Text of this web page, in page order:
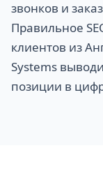
звонков и
Правильное
клиентов из
Systems
позиции в